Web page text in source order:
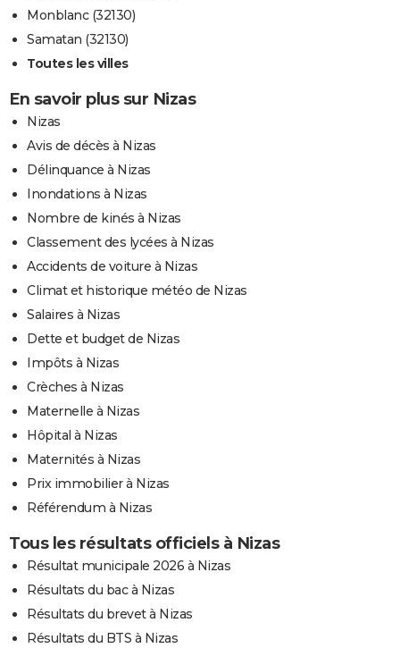
Monblanc (32130)
Samatan (32130)
Toutes les villes
En savoir plus sur Nizas
Nizas
Avis de décès à Nizas
Délinquance à Nizas
Inondations à Nizas
Nombre de kinés à Nizas
Classement des lycées à Nizas
Accidents de voiture à Nizas
Climat et historique météo de Nizas
Salaires à Nizas
Dette et budget de Nizas
Impôts à Nizas
Crèches à Nizas
Maternelle à Nizas
Hôpital à Nizas
Maternités à Nizas
Prix immobilier à Nizas
Référendum à Nizas
Tous les résultats officiels à Nizas
Résultat municipale 2026 à Nizas
Résultats du bac à Nizas
Résultats du brevet à Nizas
Résultats du BTS à Nizas